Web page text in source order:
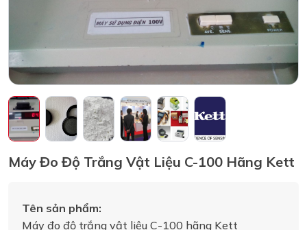
Máy Đo Độ Trắng Vật Liệu C-100 Hãng Kett
Tên sản phẩm:
Máy đo độ trắng vật liệu C-100 hãng Kett